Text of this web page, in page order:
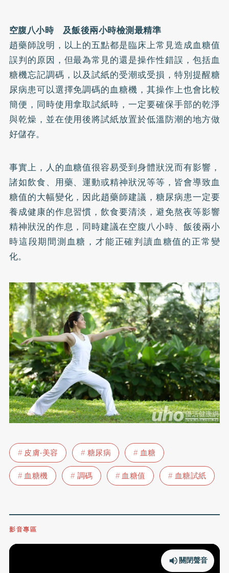
空腹八小時 及飯後兩小時檢測最精準
趙藥師說明，以上的五點都是臨床上常見造成血糖值
誤判的原因，但最為常見的還是操作性錯誤，包括血
糖機忘記調碼，以及試紙的受潮或受損，特別提醒糖
尿病患可以選擇免調碼的血糖機，其操作上也會比較
簡便，同時使用拿取試紙時，一定要確保手部的乾淨
與乾燥，並在使用後將試紙放置於低溫防潮的地方做
好儲存。
事實上，人的血糖值很容易受到身體狀況而有影響，
諸如飲食、用藥、運動或精神狀況等等，皆會導致血
糖值的大幅變化，因此趙藥師建議，糖尿病患一定要
養成健康的作息習慣，飲食要清淡，避免熬夜等影響
精神狀況的作息，同時建議在空腹八小時、飯後兩小
時這段期間測血糖，才能正確判讀血糖值的正常變
化。
皮膚‧美容 糖尿病
血糖
血糖機
調碼 血糖值 血糖試紙
影音專區
關閉聲音